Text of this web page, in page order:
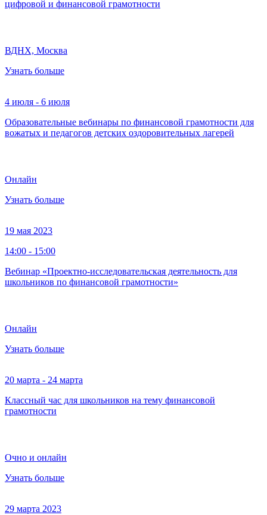
цифровой и финансовой грамотности
ВДНХ, Москва
Узнать больше
4 июля - 6 июля
Образовательные вебинары по финансовой грамотности для
вожатых и педагогов детских оздоровительных лагерей
Онлайн
Узнать больше
19 мая 2023
14:00 - 15:00
Вебинар «Проектно-исследовательская деятельность для
школьников по финансовой грамотности»
Онлайн
Узнать больше
20 марта - 24 марта
Классный час для школьников на тему финансовой
грамотности
Очно и онлайн
Узнать больше
29 марта 2023